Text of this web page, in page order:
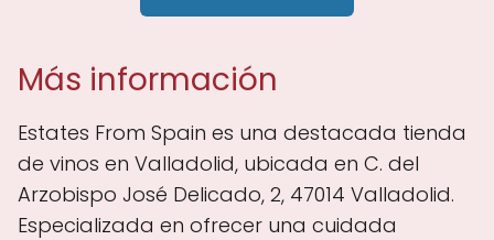
Más información
Estates From Spain es una destacada tienda
de vinos en Valladolid, ubicada en C. del
Arzobispo José Delicado, 2, 47014 Valladolid.
Especializada en ofrecer una cuidada